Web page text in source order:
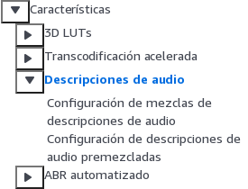
Características
3D LUTs
Transcodificación acelerada
Descripciones de audio
Configuración de mezclas de
descripciones de audio
Configuración de descripciones de
audio premezcladas
ABR automatizado